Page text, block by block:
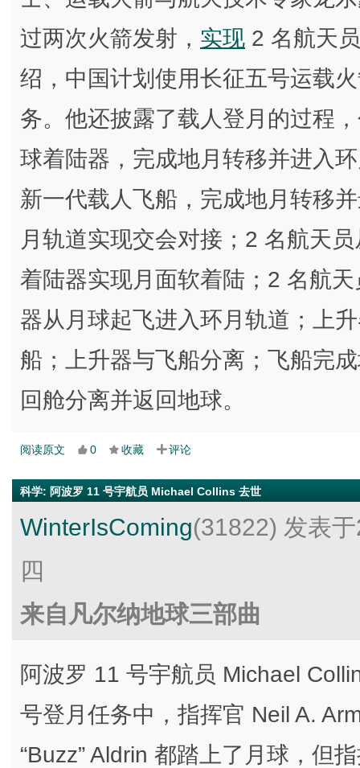
过两次火箭发射， 实现 2 名航天
绍，中国计划使用长征五号运载
务。他还披露了载人登月的过程
球着陆器，完成地月转移并进入
新一代载人飞船，完成地月转移
月轨道实现交会对接；2 名航天
着陆器实现月面软着陆；2 名航
器从月球起飞进入环月轨道；上
船；上升器与飞船分离；飞船完
回舱分离并返回地球。
阅读原文 0 收藏 评论
科学: 阿波罗 11 号宇航员 Michael Collins 去世
WinterIsComing(31822) 发表
四
来自凡尔纳地球三部曲
阿波罗 11 号宇航员 Michael
号登月任务中，指挥官 Neil A.
“Buzz” Aldrin 都踏上了月球，但